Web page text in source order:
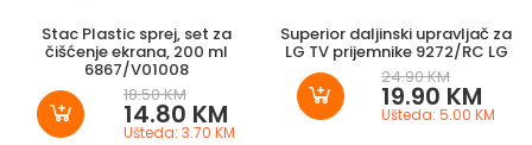
Stac Plastic sprej, set za
čišćenje ekrana, 200 ml
6867/V01008
18.50 KM
14.80 KM
Ušteda: 3.70 KM
Superior daljinski upravljač za
LG TV prijemnike 9272/RC LG
24.90 KM
19.90 KM
Ušteda: 5.00 KM